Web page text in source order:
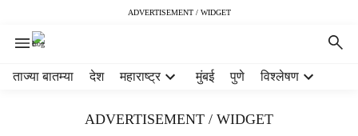
ADVERTISEMENT / WIDGET
ताज्या बातम्या देश महाराष्ट्र मुंबई पुणे विश्लेषण
ADVERTISEMENT / WIDGET